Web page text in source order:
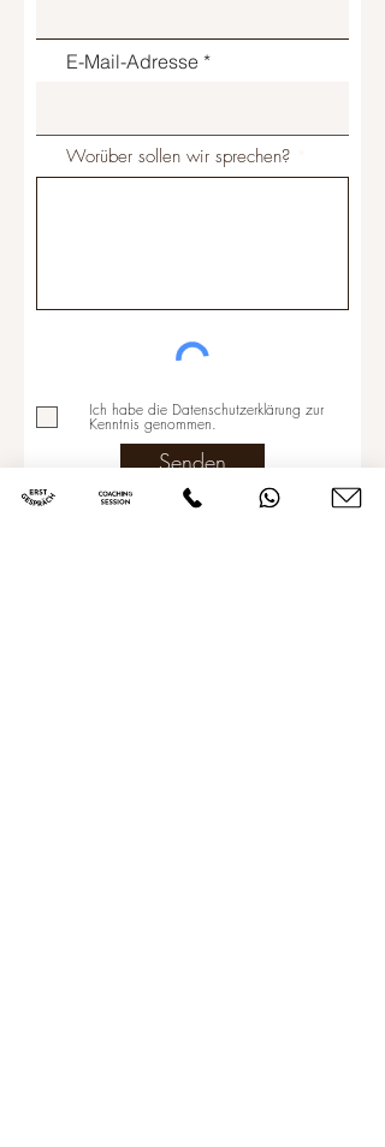
E-Mail-Adresse
Worüber sollen wir sprechen?
Ich habe die Datenschutzerklärung zur
Kenntnis genommen.
Senden